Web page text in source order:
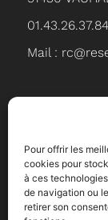
Pour offrir les
cookies pour
à ces
de navigation ou
retirer son
01.43.26.37.84
Mail :